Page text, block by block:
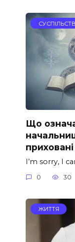
Що
I’m sorry, I
0 30
ЖИТТЯ